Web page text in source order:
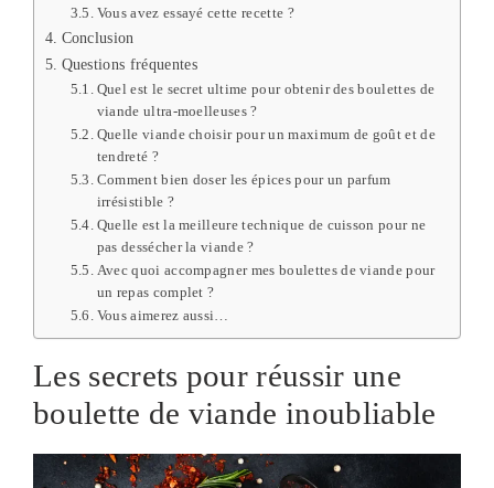
Vous avez essayé cette recette ?
Conclusion
Questions fréquentes
Quel est le secret ultime pour obtenir des boulettes de
viande ultra-moelleuses ?
Quelle viande choisir pour un maximum de goût et de
tendreté ?
Comment bien doser les épices pour un parfum
irrésistible ?
Quelle est la meilleure technique de cuisson pour ne
pas dessécher la viande ?
Avec quoi accompagner mes boulettes de viande pour
un repas complet ?
Vous aimerez aussi…
Les secrets pour réussir une
boulette de viande inoubliable